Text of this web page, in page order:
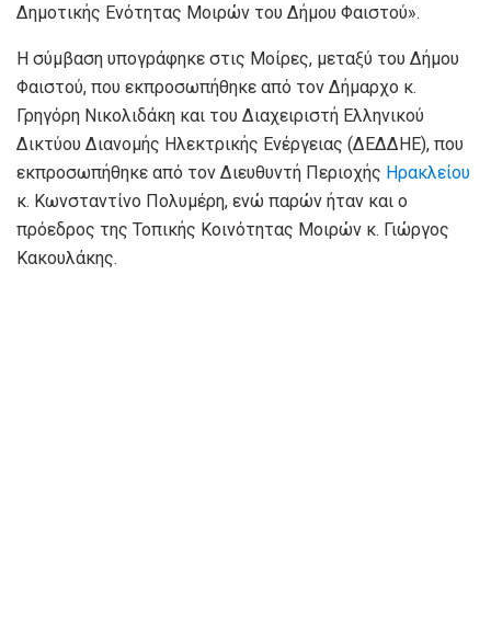
Δημοτικής Ενότητας Μοιρών του Δήμου Φαιστού».
Η σύμβαση υπογράφηκε στις Μοίρες, μεταξύ του Δήμου
Φαιστού, που εκπροσωπήθηκε από τον Δήμαρχο κ.
Γρηγόρη Νικολιδάκη και του Διαχειριστή Ελληνικού
Δικτύου Διανομής Ηλεκτρικής Ενέργειας (ΔΕΔΔΗΕ), που
εκπροσωπήθηκε από τον Διευθυντή Περιοχής Ηρακλείου
κ. Κωνσταντίνο Πολυμέρη, ενώ παρών ήταν και ο
πρόεδρος της Τοπικής Κοινότητας Μοιρών κ. Γιώργος
Κακουλάκης.